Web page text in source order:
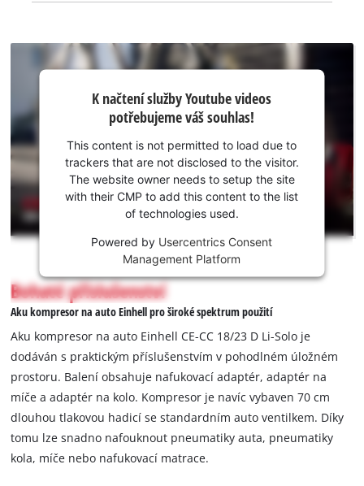
služby
Youtube
potřebujeme
váš souhlas!
This
not
load
due
trackers
that
are
not
disclosed
the
visitor.
K načtení služby Youtube videos
potřebujeme váš souhlas!
This content is not permitted to load due to
trackers that are not disclosed to the visitor.
The website owner needs to setup the site
with their CMP to add this content to the list
of technologies used.
Powered by Usercentrics Consent
Management Platform
Bohaté příslušenství
Aku kompresor na auto Einhell pro široké spektrum použití
Aku kompresor na auto Einhell CE-CC 18/23 D Li-Solo je
dodáván s praktickým příslušenstvím v pohodlném úložném
prostoru. Balení obsahuje nafukovací adaptér, adaptér na
míče a adaptér na kolo. Kompresor je navíc vybaven 70 cm
dlouhou tlakovou hadicí se standardním auto ventilkem. Díky
tomu lze snadno nafouknout pneumatiky auta, pneumatiky
kola, míče nebo nafukovací matrace.